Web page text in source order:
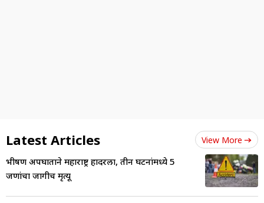
Latest Articles View More
भीषण अपघाताने महाराष्ट्र हादरला, तीन घटनांमध्ये 5
जणांचा जागीच मृत्यू